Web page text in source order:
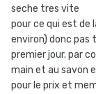
seche tres vite
pour ce qui est de
environ) donc pas
premier jour. par
main et au savon
pour le prix et